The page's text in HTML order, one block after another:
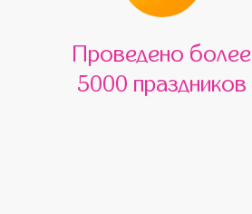
Проведено более
5000 праздников